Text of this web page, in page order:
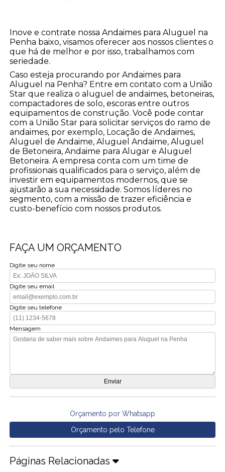
Inove e contrate nossa Andaimes para Aluguel na
Penha baixo, visamos oferecer aos nossos clientes o
que há de melhor e por isso, trabalhamos com
seriedade.
Caso esteja procurando por Andaimes para
Aluguel na Penha? Entre em contato com a União
Star que realiza o aluguel de andaimes, betoneiras,
compactadores de solo, escoras entre outros
equipamentos de construção. Você pode contar
com a União Star para solicitar serviços do ramo de
andaimes, por exemplo, Locação de Andaimes,
Aluguel de Andaime, Aluguel Andaime, Aluguel
de Betoneira, Andaime para Alugar e Aluguel
Betoneira. A empresa conta com um time de
profissionais qualificados para o serviço, além de
investir em equipamentos modernos, que se
ajustarão a sua necessidade. Somos líderes no
segmento, com a missão de trazer eficiência e
custo-benefício com nossos produtos.
FAÇA UM ORÇAMENTO
Digite seu nome
Digite seu email
Digite seu telefone
Mensagem
Orçamento por Whatsapp
Orçamento pelo Telefone
Páginas Relacionadas